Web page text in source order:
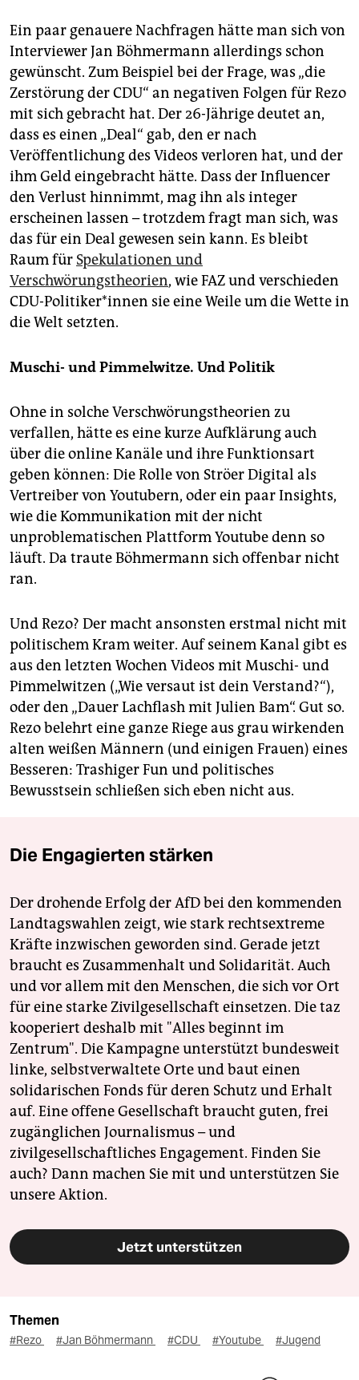
Ein paar genauere Nachfragen hätte man sich von
Interviewer Jan Böhmermann allerdings schon
gewünscht. Zum Beispiel bei der Frage, was „die
Zerstörung der CDU“ an negativen Folgen für Rezo
mit sich gebracht hat. Der 26-Jährige deutet an,
dass es einen „Deal“ gab, den er nach
Veröffentlichung des Videos verloren hat, und der
ihm Geld eingebracht hätte. Dass der Influencer
den Verlust hinnimmt, mag ihn als integer
erscheinen lassen – trotzdem fragt man sich, was
das für ein Deal gewesen sein kann. Es bleibt
Raum für Spekulationen und
Verschwörungstheorien, wie FAZ und verschieden
CDU-Politiker*innen sie eine Weile um die Wette in
die Welt setzten.
Muschi- und Pimmelwitze. Und Politik
Ohne in solche Verschwörungstheorien zu
verfallen, hätte es eine kurze Aufklärung auch
über die online Kanäle und ihre Funktionsart
geben können: Die Rolle von Ströer Digital als
Vertreiber von Youtubern, oder ein paar Insights,
wie die Kommunikation mit der nicht
unproblematischen Plattform Youtube denn so
läuft. Da traute Böhmermann sich offenbar nicht
ran.
Und Rezo? Der macht ansonsten erstmal nicht mit
politischem Kram weiter. Auf seinem Kanal gibt es
aus den letzten Wochen Videos mit Muschi- und
Pimmelwitzen („Wie versaut ist dein Verstand?“),
oder den „Dauer Lachflash mit Julien Bam“. Gut so.
Rezo belehrt eine ganze Riege aus grau wirkenden
alten weißen Männern (und einigen Frauen) eines
Besseren: Trashiger Fun und politisches
Bewusstsein schließen sich eben nicht aus.
Die Engagierten stärken
Der drohende Erfolg der AfD bei den kommenden
Landtagswahlen zeigt, wie stark rechtsextreme
Kräfte inzwischen geworden sind. Gerade jetzt
braucht es Zusammenhalt und Solidarität. Auch
und vor allem mit den Menschen, die sich vor Ort
für eine starke Zivilgesellschaft einsetzen. Die taz
kooperiert deshalb mit "Alles beginnt im
Zentrum". Die Kampagne unterstützt bundesweit
linke, selbstverwaltete Orte und baut einen
solidarischen Fonds für deren Schutz und Erhalt
auf. Eine offene Gesellschaft braucht guten, frei
zugänglichen Journalismus – und
zivilgesellschaftliches Engagement. Finden Sie
auch? Dann machen Sie mit und unterstützen Sie
unsere Aktion.
Jetzt unterstützen
Themen
#Rezo #Jan Böhmermann #CDU #Youtube #Jugend